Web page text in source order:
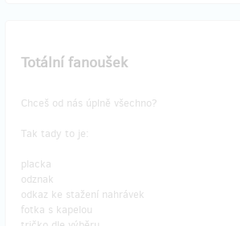
Totální fanoušek
Chceš od nás úplně všechno?
Tak tady to je:
placka
odznak
odkaz ke stažení nahrávek
fotka s kapelou